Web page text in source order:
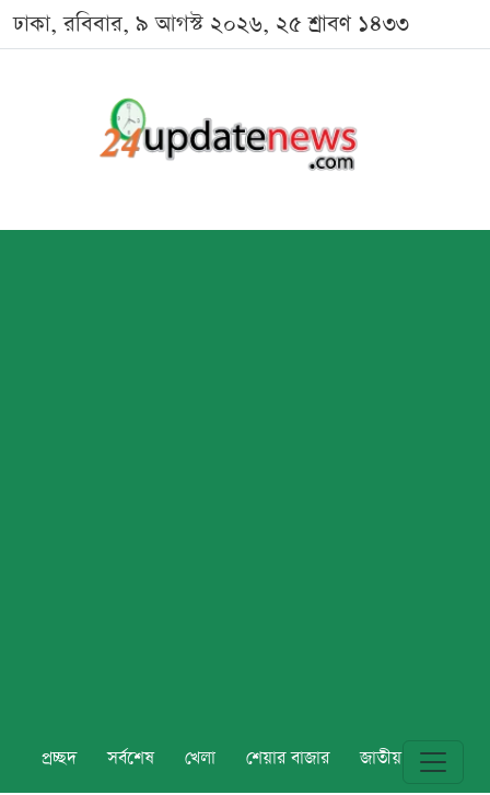
ঢাকা, রবিবার, ৯ আগস্ট ২০২৬, ২৫ শ্রাবণ ১৪৩৩
প্রচ্ছদ সর্বশেষ খেলা শেয়ার বাজার জাতীয় বিশ্ব